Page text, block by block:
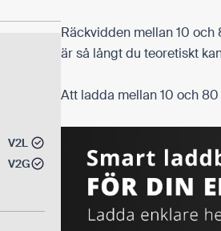
V2L
V2G
Räckvidden mellan 10
är så långt du teoretiskt
Att ladda mellan 10 och